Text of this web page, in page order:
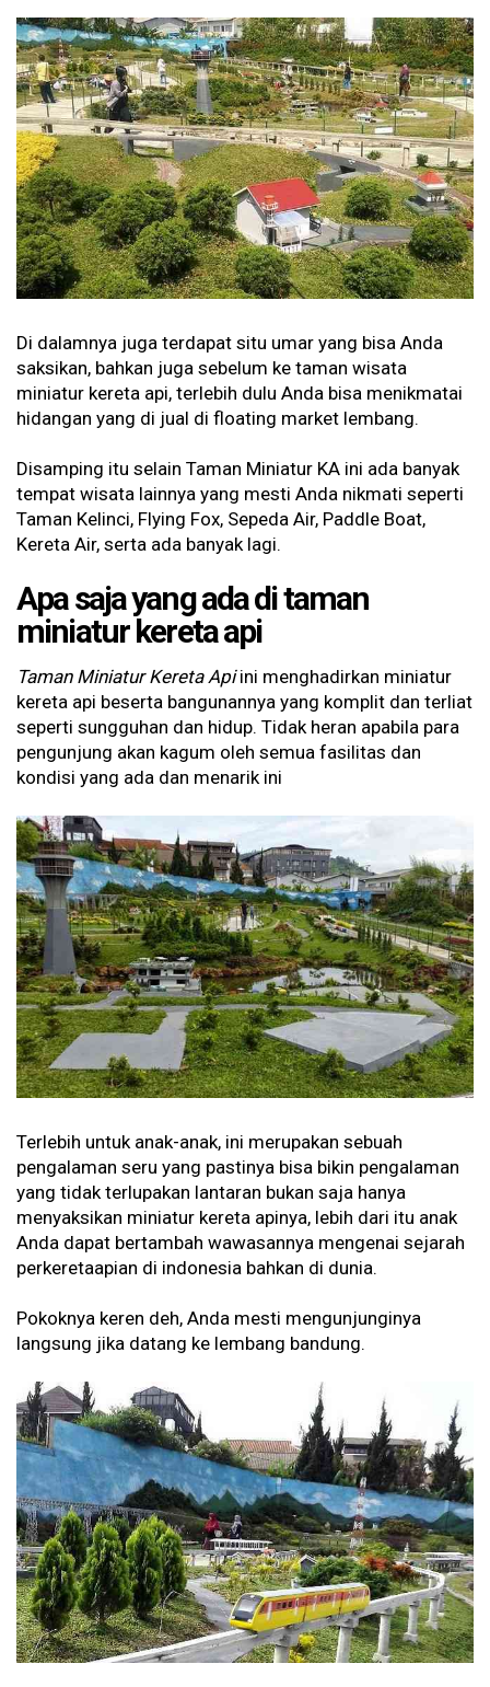
Di dalamnya juga terdapat situ umar yang bisa Anda
saksikan, bahkan juga sebelum ke taman wisata
miniatur kereta api, terlebih dulu Anda bisa menikmatai
hidangan yang di jual di floating market lembang.
Disamping itu selain Taman Miniatur KA ini ada banyak
tempat wisata lainnya yang mesti Anda nikmati seperti
Taman Kelinci, Flying Fox, Sepeda Air, Paddle Boat,
Kereta Air, serta ada banyak lagi.
Apa saja yang ada di taman
miniatur kereta api
Taman Miniatur Kereta Apiini menghadirkan miniatur
kereta api beserta bangunannya yang komplit dan terliat
seperti sungguhan dan hidup. Tidak heran apabila para
pengunjung akan kagum oleh semua fasilitas dan
kondisi yang ada dan menarik ini
Terlebih untuk anak-anak, ini merupakan sebuah
pengalaman seru yang pastinya bisa bikin pengalaman
yang tidak terlupakan lantaran bukan saja hanya
menyaksikan miniatur kereta apinya, lebih dari itu anak
Anda dapat bertambah wawasannya mengenai sejarah
perkeretaapian di indonesia bahkan di dunia.
Pokoknya keren deh, Anda mesti mengunjunginya
langsung jika datang ke lembang bandung.